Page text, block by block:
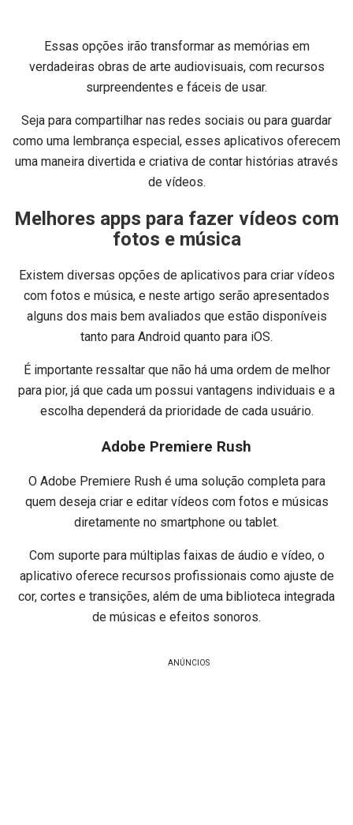
Essas opções irão transformar as memórias em
verdadeiras obras de arte audiovisuais, com recursos
surpreendentes e fáceis de usar.
Seja para compartilhar nas redes sociais ou para guardar
como uma lembrança especial, esses aplicativos oferecem
uma maneira divertida e criativa de contar histórias através
de vídeos.
Melhores apps para fazer vídeos com
fotos e música
Existem diversas opções de aplicativos para criar vídeos
com fotos e música, e neste artigo serão apresentados
alguns dos mais bem avaliados que estão disponíveis
tanto para Android quanto para iOS.
É importante ressaltar que não há uma ordem de melhor
para pior, já que cada um possui vantagens individuais e a
escolha dependerá da prioridade de cada usuário.
Adobe Premiere Rush
O Adobe Premiere Rush é uma solução completa para
quem deseja criar e editar vídeos com fotos e músicas
diretamente no smartphone ou tablet.
Com suporte para múltiplas faixas de áudio e vídeo, o
aplicativo oferece recursos profissionais como ajuste de
cor, cortes e transições, além de uma biblioteca integrada
de músicas e efeitos sonoros.
ANÚNCIOS